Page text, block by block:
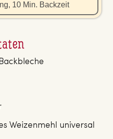
10 Min. Backzeit
Weizenmehl universal